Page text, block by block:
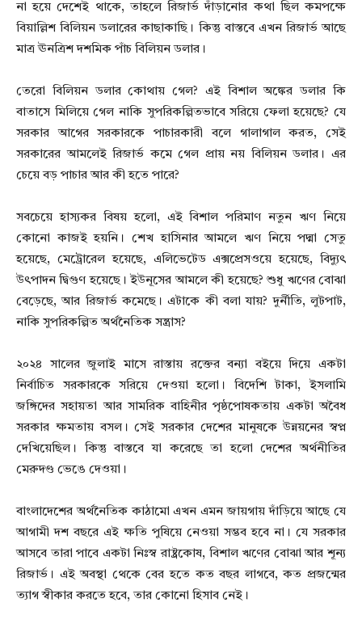
না হয়ে দেশেই থাকে, তাহলে রিজার্ভ দাঁড়ানোর কথা ছিল কমপক্ষে
বিয়াল্লিশ বিলিয়ন ডলারের কাছাকাছি। কিন্তু বাস্তবে এখন রিজার্ভ আছে
মাত্র ঊনত্রিশ দশমিক পাঁচ বিলিয়ন ডলার।
তেরো বিলিয়ন ডলার কোথায় গেল? এই বিশাল অঙ্কের ডলার কি
বাতাসে মিলিয়ে গেল নাকি সুপরিকল্পিতভাবে সরিয়ে ফেলা হয়েছে? যে
সরকার আগের সরকারকে পাচারকারী বলে গালাগাল করত, সেই
সরকারের আমলেই রিজার্ভ কমে গেল প্রায় নয় বিলিয়ন ডলার। এর
চেয়ে বড় পাচার আর কী হতে পারে?
সবচেয়ে হাস্যকর বিষয় হলো, এই বিশাল পরিমাণ নতুন ঋণ নিয়ে
কোনো কাজই হয়নি। শেখ হাসিনার আমলে ঋণ নিয়ে পদ্মা সেতু
হয়েছে, মেট্রোরেল হয়েছে, এলিভেটেড এক্সপ্রেসওয়ে হয়েছে, বিদ্যুৎ
উৎপাদন দ্বিগুণ হয়েছে। ইউনূসের আমলে কী হয়েছে? শুধু ঋণের বোঝা
বেড়েছে, আর রিজার্ভ কমেছে। এটাকে কী বলা যায়? দুর্নীতি, লুটপাট,
নাকি সুপরিকল্পিত অর্থনৈতিক সন্ত্রাস?
২০২৪ সালের জুলাই মাসে রাস্তায় রক্তের বন্যা বইয়ে দিয়ে একটা
নির্বাচিত সরকারকে সরিয়ে দেওয়া হলো। বিদেশি টাকা, ইসলামি
জঙ্গিদের সহায়তা আর সামরিক বাহিনীর পৃষ্ঠপোষকতায় একটা অবৈধ
সরকার ক্ষমতায় বসল। সেই সরকার দেশের মানুষকে উন্নয়নের স্বপ্ন
দেখিয়েছিল। কিন্তু বাস্তবে যা করেছে তা হলো দেশের অর্থনীতির
মেরুদণ্ড ভেঙে দেওয়া।
বাংলাদেশের অর্থনৈতিক কাঠামো এখন এমন জায়গায় দাঁড়িয়ে আছে যে
আগামী দশ বছরে এই ক্ষতি পুষিয়ে নেওয়া সম্ভব হবে না। যে সরকার
আসবে তারা পাবে একটা নিঃস্ব রাষ্ট্রকোষ, বিশাল ঋণের বোঝা আর শূন্য
রিজার্ভ। এই অবস্থা থেকে বের হতে কত বছর লাগবে, কত প্রজন্মের
ত্যাগ স্বীকার করতে হবে, তার কোনো হিসাব নেই।